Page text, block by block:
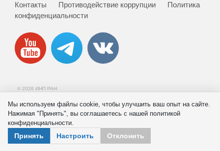
Материалы для СМИ
Публикации
Научная жизнь
О журнале
Номера журналов
Контакты Противодействие коррупции
Политика
конфиденциальности
© 2026 ИНП РАН
Мы используем файлы cookie, чтобы улучшить ваш опыт на сайте.
Нажимая "Принять", вы соглашаетесь с нашей политикой
конфиденциальности.
Принять Настроить Отклонить